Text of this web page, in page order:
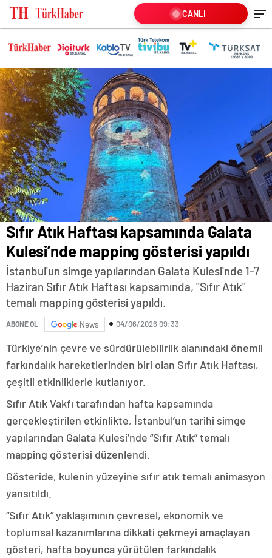
Sıfır Atık Haftası kapsamında Galata
Kulesi’nde mapping gösterisi yapıldı
İstanbul'un simge yapılarından Galata Kulesi'nde 1-7
Haziran Sıfır Atık Haftası kapsamında, "Sıfır Atık"
temalı mapping gösterisi yapıldı.
ABONE OL News 04/06/2026 09:33
Türkiye’nin çevre ve sürdürülebilirlik alanındaki önemli
farkındalık hareketlerinden biri olan Sıfır Atık Haftası,
çeşitli etkinliklerle kutlanıyor.
Sıfır Atık Vakfı tarafından hafta kapsamında
gerçekleştirilen etkinlikte, İstanbul’un tarihi simge
yapılarından Galata Kulesi’nde “Sıfır Atık” temalı
mapping gösterisi düzenlendi.
Gösteride, kulenin yüzeyine sıfır atık temalı animasyon
yansıtıldı.
“Sıfır Atık” yaklaşımının çevresel, ekonomik ve
toplumsal kazanımlarına dikkati çekmeyi amaçlayan
gösteri, hafta boyunca yürütülen farkındalık
CANLI